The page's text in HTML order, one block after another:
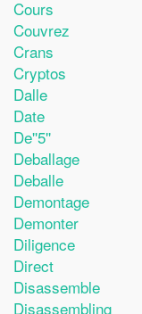
Cours
Couvrez
Crans
Cryptos
Dalle
Date
De''5''
Deballage
Deballe
Demontage
Demonter
Diligence
Direct
Disassemble
Disassembling